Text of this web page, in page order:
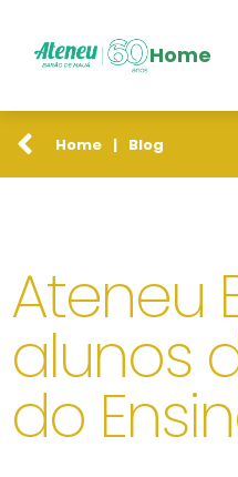
Home
Home | Blog
Ateneu
alunos
do